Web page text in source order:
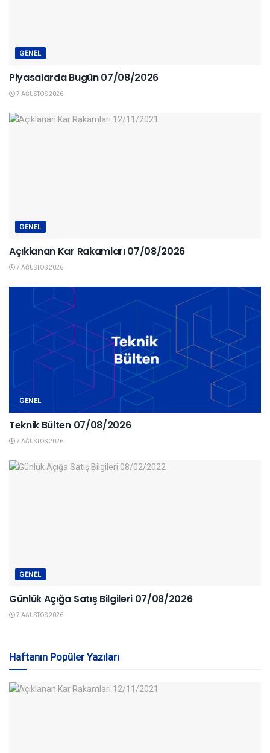
GENEL
Piyasalarda Bugün 07/08/2026
7 AĞUSTOS 2026
GENEL
Açıklanan Kar Rakamları 07/08/2026
7 AĞUSTOS 2026
GENEL
Teknik Bülten 07/08/2026
7 AĞUSTOS 2026
GENEL
Günlük Açığa Satış Bilgileri 07/08/2026
7 AĞUSTOS 2026
Haftanın Popüler Yazıları